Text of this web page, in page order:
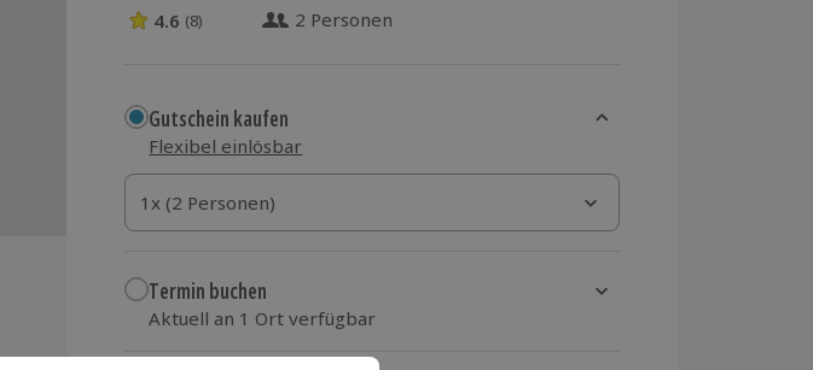
4.6 Sterne von 5 aus 8 Bewertungen
4.6 (8) 2 Personen
Gutschein kaufen
Flexibel einlösbar
1x (2 Personen)
1x (2 Personen)
1x (2 Personen)
Termin buchen
Aktuell an 1 Ort verfügbar
Wähle im nächsten Schritt einen Termin aus